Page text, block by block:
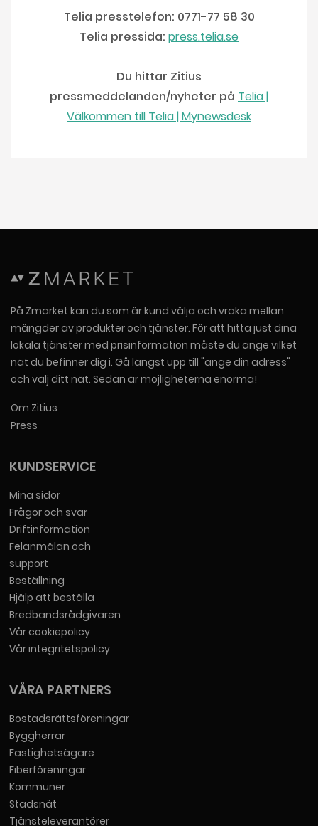
Telia presstelefon: 0771-77 58 30
Telia pressida: press.telia.se
Du hittar Zitius
pressmeddelanden/nyheter på Telia |
Välkommen till Telia | Mynewsdesk
På Zmarket kan du som är kund välja och vraka mellan
mängder av produkter och tjänster. För att hitta just dina
lokala tjänster med prisinformation måste du ange vilket
nät du befinner dig i. Gå längst upp till "ange din adress"
och välj ditt nät. Sedan är möjligheterna enorma!
Om Zitius
Press
KUNDSERVICE
Mina sidor
Frågor och svar
Driftinformation
Felanmälan och
support
Beställning
Hjälp att beställa
Bredbandsrådgivaren
Vår cookiepolicy
Vår integritetspolicy
VÅRA PARTNERS
Bostadsrättsföreningar
Byggherrar
Fastighetsägare
Fiberföreningar
Kommuner
Stadsnät
Tjänsteleverantörer